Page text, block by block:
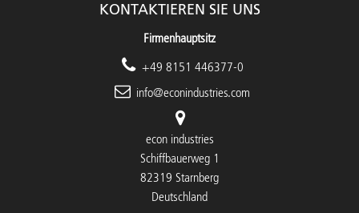
KONTAKTIEREN SIE UNS
Firmenhauptsitz
+49 8151 446377-0
info@econindustries.com
econ industries
Schiffbauerweg 1
82319 Starnberg
Deutschland